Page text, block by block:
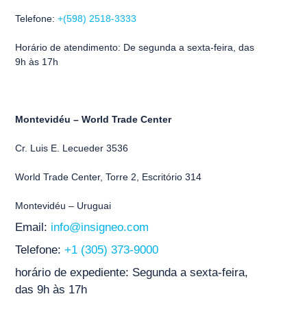
Telefone:+(598) 2518-3333
Horário de atendimento: De segunda a sexta-feira, das
9h às 17h
Montevidéu – World Trade Center
Cr. Luis E. Lecueder 3536
World Trade Center, Torre 2, Escritório 314
Montevidéu – Uruguai
Email: info@insigneo.com
Telefone:+1 (305) 373-9000
horário de expediente: Segunda a sexta-feira,
das 9h às 17h